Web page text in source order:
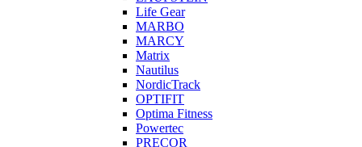
Life Gear
MARBO
MARCY
Matrix
Nautilus
NordicTrack
OPTIFIT
Optima Fitness
Powertec
PRECOR